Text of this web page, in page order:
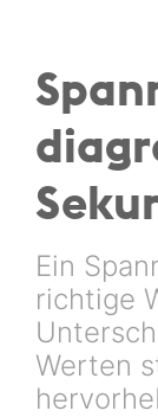
Ein
richtige
Werten